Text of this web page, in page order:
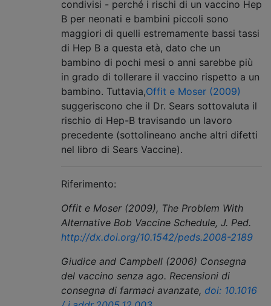
condivisi - perché i rischi di un vaccino Hep
B per neonati e bambini piccoli sono
maggiori di quelli estremamente bassi tassi
di Hep B a questa età, dato che un
bambino di pochi mesi o anni sarebbe più
in grado di tollerare il vaccino rispetto a un
bambino. Tuttavia,Offit e Moser (2009)
suggeriscono che il Dr. Sears sottovaluta il
rischio di Hep-B travisando un lavoro
precedente (sottolineano anche altri difetti
nel libro di Sears Vaccine).
Riferimento:
Offit e Moser (2009), The Problem With
Alternative Bob Vaccine Schedule, J. Ped.
http://dx.doi.org/10.1542/peds.2008-2189
Giudice and Campbell (2006) Consegna
del vaccino senza ago. Recensioni di
consegna di farmaci avanzate, doi: 10.1016